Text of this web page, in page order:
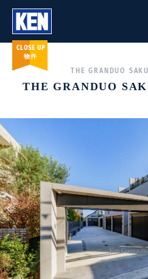
CLOSE UP
物件
THE GRANDUO
THE GRANDUO